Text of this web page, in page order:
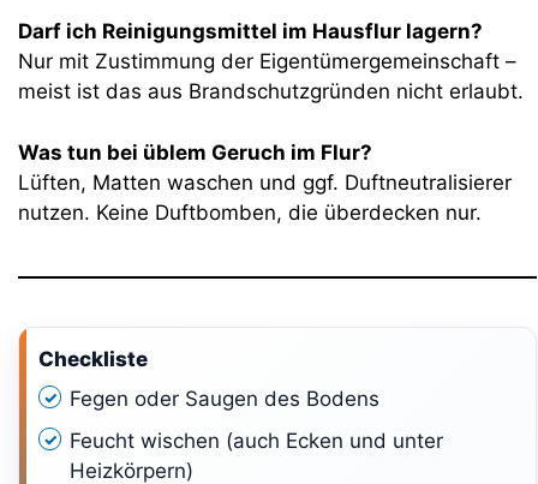
Darf ich Reinigungsmittel im Hausflur lagern?
Nur mit Zustimmung der Eigentümergemeinschaft –
meist ist das aus Brandschutzgründen nicht erlaubt.
Was tun bei üblem Geruch im Flur?
Lüften, Matten waschen und ggf. Duftneutralisierer
nutzen. Keine Duftbomben, die überdecken nur.
Checkliste
Fegen oder Saugen des Bodens
Feucht wischen (auch Ecken und unter
Heizkörpern)